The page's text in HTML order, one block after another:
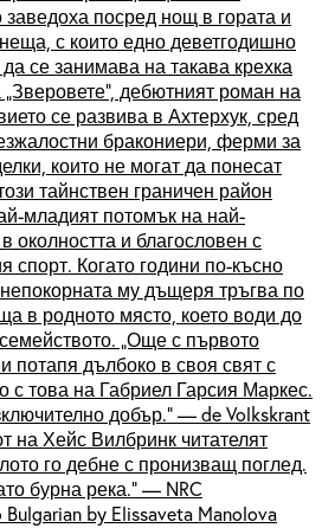
посред нощ в гората и
с които едно деветгодишно
се занимава на такава крехка
„Зверовете“, дебютният роман на
се развива в Ахтерхук, сред
бракониери, ферми за
които не могат да понесат
тайнствен граничен район
младият потомък на най-
околността и благословен с
спорт. Когато години по-късно
му дъщеря тръгва по
в родното място, което води до
„Още с първото
потапя дълбоко в своя свят с
с това на Габриел Гарсия Маркес.
добър.“ — de Volkskrant
на Хейс Вилбринк читателят
го дебне с пронизващ поглед.
бурна река.“ — NRC
by Elissaveta Manolova